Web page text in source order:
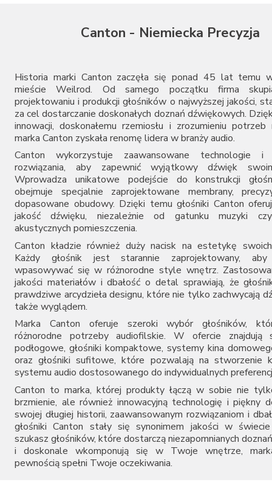
Canton - Niemiecka Precyzja
Historia marki Canton zaczęła się ponad 45 lat temu
mieście Weilrod. Od samego początku firma
projektowaniu i produkcji głośników o najwyższej jakości,
za cel dostarczanie doskonałych doznań dźwiękowych.
innowacji, doskonałemu rzemiosłu i zrozumieniu potrzeb
marka Canton zyskała renomę lidera w branży audio.
Canton wykorzystuje zaawansowane technologie i
rozwiązania, aby zapewnić wyjątkowy dźwięk
Wprowadza unikatowe podejście do konstrukcji
obejmuje specjalnie zaprojektowane membrany,
dopasowane obudowy. Dzięki temu głośniki Canton
jakość dźwięku, niezależnie od gatunku muzyki
akustycznych pomieszczenia.
Canton kładzie również duży nacisk na estetykę
Każdy głośnik jest starannie zaprojektowany, aby
wpasowywać się w różnorodne style wnętrz.
jakości materiałów i dbałość o detal sprawiają, że
prawdziwe arcydzieła designu, które nie tylko zachwycają
także wyglądem.
Marka Canton oferuje szeroki wybór głośników,
różnorodne potrzeby audiofilskie. W ofercie znajdują
podłogowe, głośniki kompaktowe, systemy kina
oraz głośniki sufitowe, które pozwalają na stworzenie
systemu audio dostosowanego do indywidualnych
Canton to marka, której produkty łączą w sobie nie
brzmienie, ale również innowacyjną technologię i piękny
swojej długiej historii, zaawansowanym rozwiązaniom i
głośniki Canton stały się synonimem jakości w
szukasz głośników, które dostarczą niezapomnianych
i doskonale wkomponują się w Twoje wnętrze,
pewnością spełni Twoje oczekiwania.